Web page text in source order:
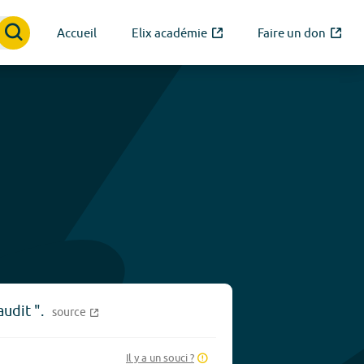
Accueil Elix académie Faire un don
". source
Il y a un souci ?